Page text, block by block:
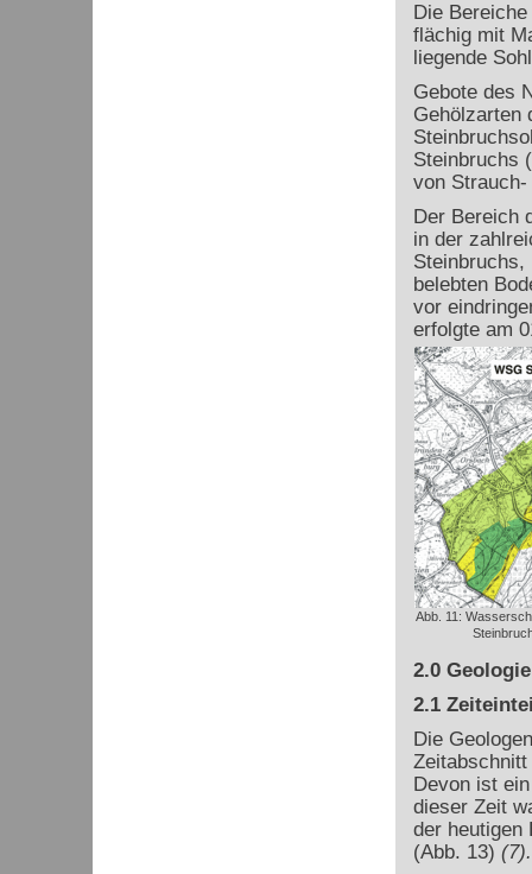
Die
flächig mit
liegende
Gebote des
Gehölzarten
Steinbruchs
von
Der Bereich
in der
Steinbruchs,
belebten
vor
erfolgte am
Abb. 11:
2.0 Geologie
2.1
Die
Devon ist
dieser Zeit
der heutigen
(Abb. 13) (7).